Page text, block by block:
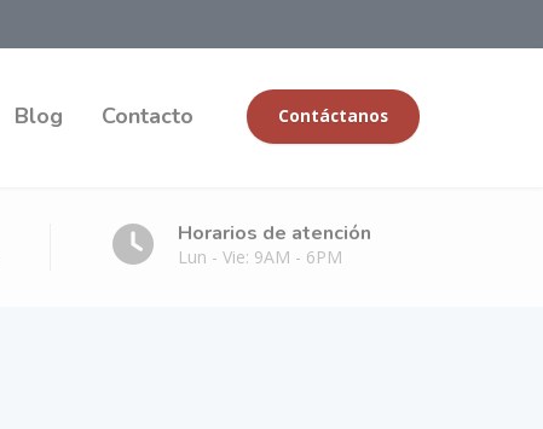
Blog Contacto Contáctanos
Horarios de atención
Lun - Vie: 9AM - 6PM